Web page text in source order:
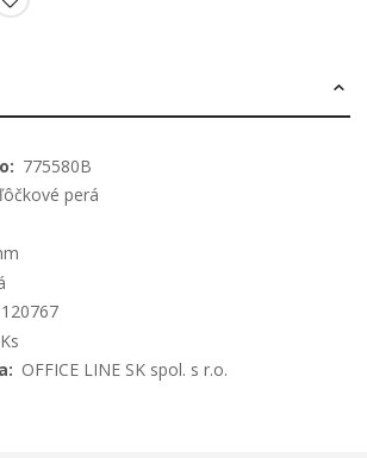
775580B
perá
Ks
OFFICE LINE SK spol. s r.o.